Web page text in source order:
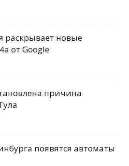
новые
от Google
причина
появятся автоматы